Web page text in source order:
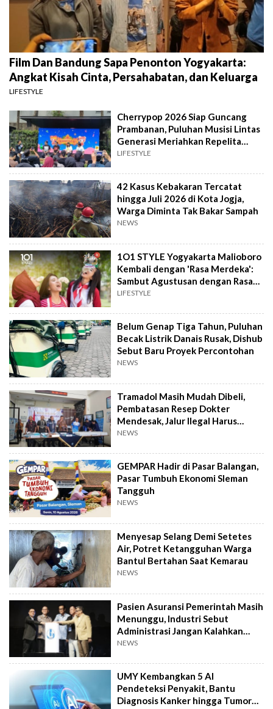
Film Dan Bandung Sapa Penonton Yogyakarta:
Angkat Kisah Cinta, Persahabatan, dan Keluarga
LIFESTYLE
Cherrypop 2026 Siap Guncang
Prambanan, Puluhan Musisi Lintas
Generasi Meriahkan Repelita
Musik
LIFESTYLE
42 Kasus Kebakaran Tercatat
hingga Juli 2026 di Kota Jogja,
Warga Diminta Tak Bakar Sampah
NEWS
1O1 STYLE Yogyakarta Malioboro
Kembali dengan 'Rasa Merdeka':
Sambut Agustusan dengan Rasa
dan Tawa
LIFESTYLE
Belum Genap Tiga Tahun, Puluhan
Becak Listrik Danais Rusak, Dishub
Sebut Baru Proyek Percontohan
NEWS
Tramadol Masih Mudah Dibeli,
Pembatasan Resep Dokter
Mendesak, Jalur Ilegal Harus
Distop
NEWS
GEMPAR Hadir di Pasar Balangan,
Pasar Tumbuh Ekonomi Sleman
Tangguh
NEWS
Menyesap Selang Demi Setetes
Air, Potret Ketangguhan Warga
Bantul Bertahan Saat Kemarau
NEWS
Pasien Asuransi Pemerintah Masih
Menunggu, Industri Sebut
Administrasi Jangan Kalahkan
Kemanusiaan
NEWS
UMY Kembangkan 5 AI
Pendeteksi Penyakit, Bantu
Diagnosis Kanker hingga Tumor